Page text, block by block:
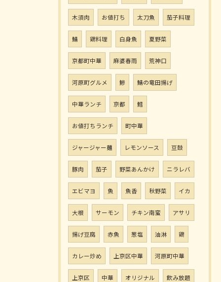
木須肉 お値打ち 太刀魚 茄子料理
鯖 鶏料理 白身魚 夏野菜
京都町中華 麻婆春雨 荒神口
河原町グルメ 鯵 鯖の竜田揚げ
中華ランチ 京都 鱈
お値打ちランチ 町中華
ジャージャー麺 レモンソース 豆鼓
豚肉 茄子 野菜あんかけ ニラレバ
エビマヨ 魚 魚香 秋野菜 イカ
大根 サーモン チキン南蛮 アサリ
揚げ豆腐 赤魚 葱塩 油淋 鶏
カレー炒め 上京区中華 河原町中華
上京区 中華 オリジナル 飲み放題